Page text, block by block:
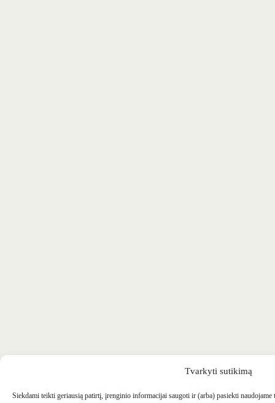
Tvarkyti sutikimą
Siekdami teikti geriausią patirtį, įrenginio informacijai saugoti ir (arba) pasiekti